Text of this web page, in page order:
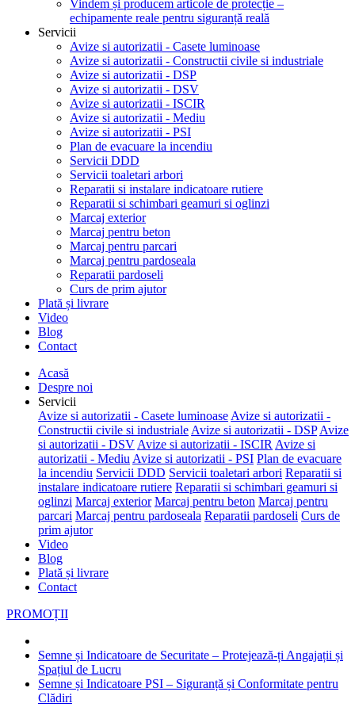
Vindem și producem articole de protecție –
echipamente reale pentru siguranță reală
Servicii
Avize si autorizatii - Casete luminoase
Avize si autorizatii - Constructii civile si industriale
Avize si autorizatii - DSP
Avize si autorizatii - DSV
Avize si autorizatii - ISCIR
Avize si autorizatii - Mediu
Avize si autorizatii - PSI
Plan de evacuare la incendiu
Servicii DDD
Servicii toaletari arbori
Reparatii si instalare indicatoare rutiere
Reparatii si schimbari geamuri si oglinzi
Marcaj exterior
Marcaj pentru beton
Marcaj pentru parcari
Marcaj pentru pardoseala
Reparatii pardoseli
Curs de prim ajutor
Plată și livrare
Video
Blog
Contact
Acasă
Despre noi
Servicii
Avize si autorizatii - Casete luminoase Avize si autorizatii -
Constructii civile si industriale Avize si autorizatii - DSP Avize
si autorizatii - DSV Avize si autorizatii - ISCIR Avize si
autorizatii - Mediu Avize si autorizatii - PSI Plan de evacuare
la incendiu Servicii DDD Servicii toaletari arbori Reparatii si
instalare indicatoare rutiere Reparatii si schimbari geamuri si
oglinzi Marcaj exterior Marcaj pentru beton Marcaj pentru
parcari Marcaj pentru pardoseala Reparatii pardoseli Curs de
prim ajutor
Video
Blog
Plată și livrare
Contact
PROMOȚII
Semne și Indicatoare de Securitate – Protejează-ți Angajații și
Spațiul de Lucru
Semne și Indicatoare PSI – Siguranță și Conformitate pentru
Clădiri